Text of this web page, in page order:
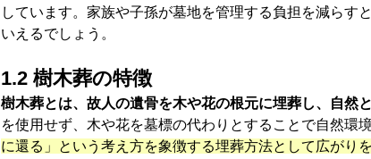
しています。家族や子孫が墓地を管理する負担を減らす
いえるでしょう。
1.2 樹木葬の特徴
樹木葬とは、故人の遺骨を木や花の根元に埋葬し、自然
を使用せず、木や花を墓標の代わりとすることで自然環
に還る」という考え方を象徴する埋葬方法として広がり